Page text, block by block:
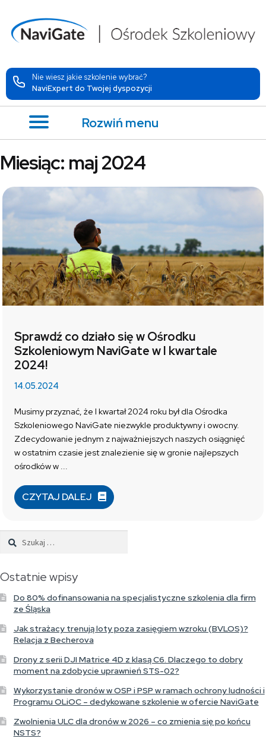
Nie wiesz jakie szkolenie wybrać?
NaviExpert do Twojej dyspozycji
Rozwiń menu
Miesiąc: maj 2024
Sprawdź co działo się w Ośrodku
Szkoleniowym NaviGate w I kwartale
2024!
14.05.2024
Musimy przyznać, że I kwartał 2024 roku był dla Ośrodka
Szkoleniowego NaviGate niezwykle produktywny i owocny.
Zdecydowanie jednym z najważniejszych naszych osiągnięć
w ostatnim czasie jest znalezienie się w gronie najlepszych
ośrodków w ...
CZYTAJ DALEJ
Szukaj:
Ostatnie wpisy
Do 80% dofinansowania na specjalistyczne szkolenia dla firm
ze Śląska
Jak strażacy trenują loty poza zasięgiem wzroku (BVLOS)?
Relacja z Becherova
Drony z serii DJI Matrice 4D z klasą C6. Dlaczego to dobry
moment na zdobycie uprawnień STS-02?
Wykorzystanie dronów w OSP i PSP w ramach ochrony ludności i
Programu OLiOC – dedykowane szkolenie w ofercie NaviGate
Zwolnienia ULC dla dronów w 2026 – co zmienia się po końcu
NSTS?